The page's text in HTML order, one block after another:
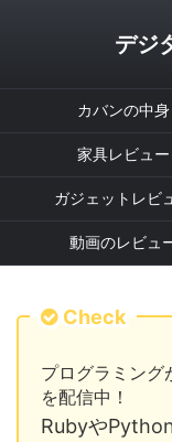
デジ
カバンの中身
家具レビュー
ガジェットレビ
動画のレビュ
Check
プログラミング
を配信中！
Rubyや